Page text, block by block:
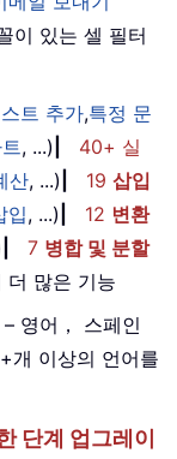
이 있는 셀 필터
트 추가,특정 문
, ...)
40+ 실
산, ...) 19 삽입
입, ...) 12 변환
7 병합 및 분할
더 많은 기능
영어， 스페인
개 이상의 언어를
단계 업그레이